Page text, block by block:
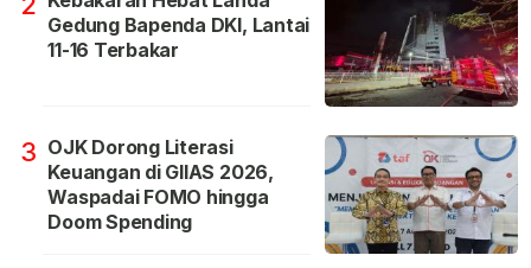
Gedung Bapenda DKI, Lantai
11-16 Terbakar
3 OJK Dorong Literasi
Keuangan di GIIAS 2026,
Waspadai FOMO hingga
Doom Spending